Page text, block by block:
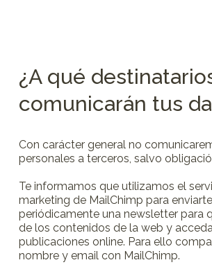
¿A qué
comunicarán tus
Con carácter general no
personales a terceros, salvo
Te informamos que utilizamos el
marketing de MailChimp para enviarte
periódicamente una newsletter para
de los contenidos de la web y
publicaciones online. Para ello
nombre y email con MailChimp.